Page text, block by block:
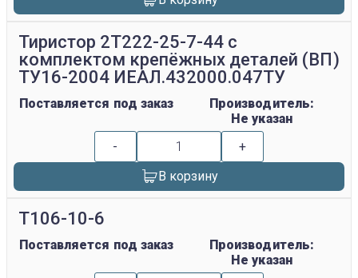
Тиристор 2Т222-25-7-44 с
комплектом крепёжных деталей (ВП)
ТУ16-2004 ИЕАЛ.432000.047ТУ
Поставляется под заказ
Производитель:
Не указан
-
+
В корзину
Т106-10-6
Поставляется под заказ
Производитель:
Не указан